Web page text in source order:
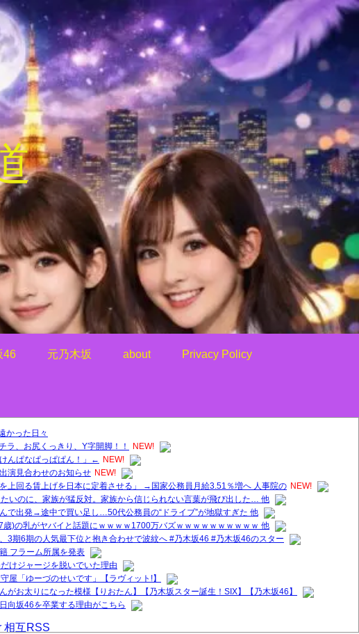
46 元乃木坂 about Privacy Policy
かった日々
、お尻くっきり、Y字開脚！！
NEW!
んぱなぱっぱぱん！」←
NEW!
演見合わせのお知らせ NEW!
上回る賃上げを日本に定着させる」 →国家公務員月給3.51％増へ 人事院の NEW!
いのに、家族が猛反対。家族から信じられない言葉が飛び出した… 他
で出発→途中で買い足し…50代公務員の“ドライブ”が地獄すぎた 他
歳)の乳がヤバイと話題にｗｗｗｗ1700万バズｗｗｗｗｗｗｗｗｗｗ 他
、3期6期の人気最下位と抱き合わせで波紋へ #乃木坂46 #乃木坂46のスター
フラーム所属を発表
けジャージを脱いでいた理由
屋「ゆーづのせいです」【ラヴィット!】
がお太りになった模様【りおたん】【乃木坂スター誕生！SIX】【乃木坂46】
向坂46を卒業する理由がこちら
相互RSS